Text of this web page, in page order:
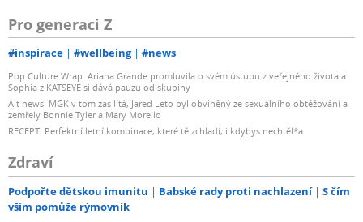
Pro generaci Z
#inspirace #wellbeing #news
Pop Culture Wrap: Ariana Grande promluvila o svém ústupu z veřejného života a
Sophia z KATSEYE si dává pauzu od skupiny
Alt news: MGK v tom zas lítá, Jared Leto byl obviněný ze sexuálního obtěžování a
zemřely Bonnie Tyler a Mary Morello
RECEPT: Perfektní letní kombinace, které tě zchladí, i kdybys nechtěl*a
Zdraví
Podpořte dětskou imunitu Babské rady proti nachlazení
S čím
vším pomůže rýmovník